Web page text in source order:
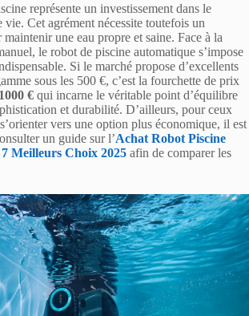
représente un investissement dans le
Cet agrément nécessite toutefois un
une eau propre et saine. Face à la
le robot de piscine automatique s’impose
Si le marché propose d’excellents
sous les 500 €, c’est la fourchette de prix
€ qui incarne le véritable point d’équilibre
et durabilité. D’ailleurs, pour ceux
vers une option plus économique, il est
un guide sur l’Achat Robot Piscine
Meilleurs Choix 2025 afin de comparer les